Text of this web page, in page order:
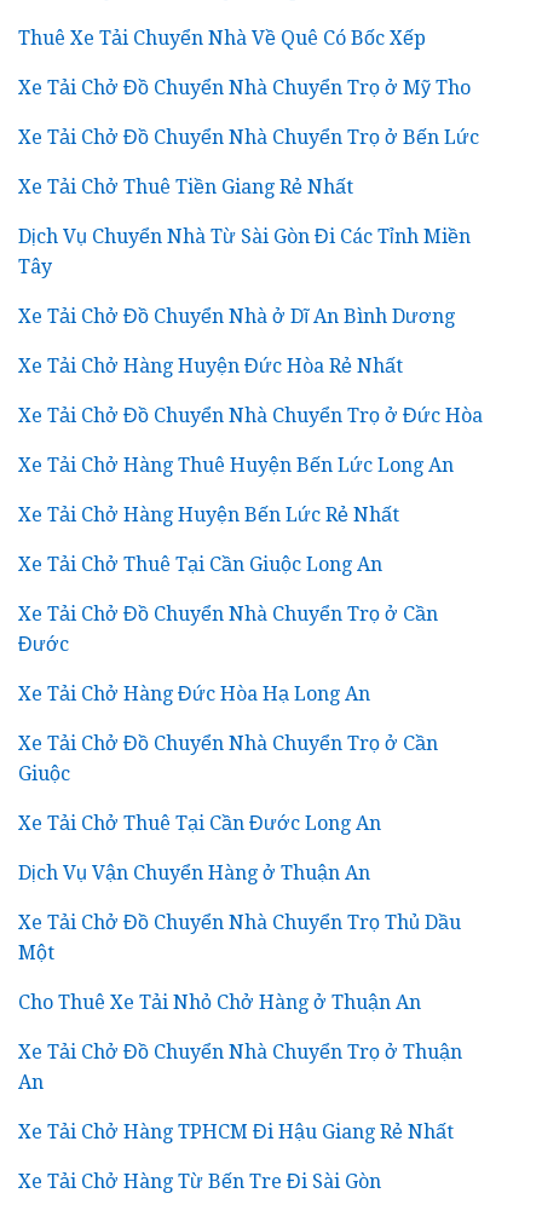
Thuê Xe Tải Chuyển Nhà Về Quê Có Bốc Xếp
Xe Tải Chở Đồ Chuyển Nhà Chuyển Trọ ở Mỹ Tho
Xe Tải Chở Đồ Chuyển Nhà Chuyển Trọ ở Bến Lức
Xe Tải Chở Thuê Tiền Giang Rẻ Nhất
Dịch Vụ Chuyển Nhà Từ Sài Gòn Đi Các Tỉnh Miền
Tây
Xe Tải Chở Đồ Chuyển Nhà ở Dĩ An Bình Dương
Xe Tải Chở Hàng Huyện Đức Hòa Rẻ Nhất
Xe Tải Chở Đồ Chuyển Nhà Chuyển Trọ ở Đức Hòa
Xe Tải Chở Hàng Thuê Huyện Bến Lức Long An
Xe Tải Chở Hàng Huyện Bến Lức Rẻ Nhất
Xe Tải Chở Thuê Tại Cần Giuộc Long An
Xe Tải Chở Đồ Chuyển Nhà Chuyển Trọ ở Cần
Đước
Xe Tải Chở Hàng Đức Hòa Hạ Long An
Xe Tải Chở Đồ Chuyển Nhà Chuyển Trọ ở Cần
Giuộc
Xe Tải Chở Thuê Tại Cần Đước Long An
Dịch Vụ Vận Chuyển Hàng ở Thuận An
Xe Tải Chở Đồ Chuyển Nhà Chuyển Trọ Thủ Dầu
Một
Cho Thuê Xe Tải Nhỏ Chở Hàng ở Thuận An
Xe Tải Chở Đồ Chuyển Nhà Chuyển Trọ ở Thuận
An
Xe Tải Chở Hàng TPHCM Đi Hậu Giang Rẻ Nhất
Xe Tải Chở Hàng Từ Bến Tre Đi Sài Gòn